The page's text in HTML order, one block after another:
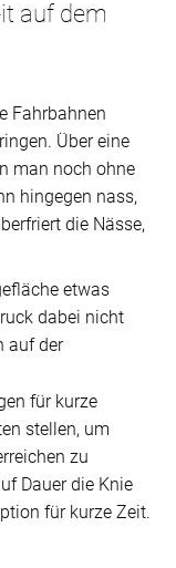
auf dem
Fahrbahnen
Über eine
man noch ohne
hingegen nass,
die Nässe,
etwas
dabei nicht
auf der
für kurze
stellen, um
zu
Dauer die Knie
für kurze Zeit.